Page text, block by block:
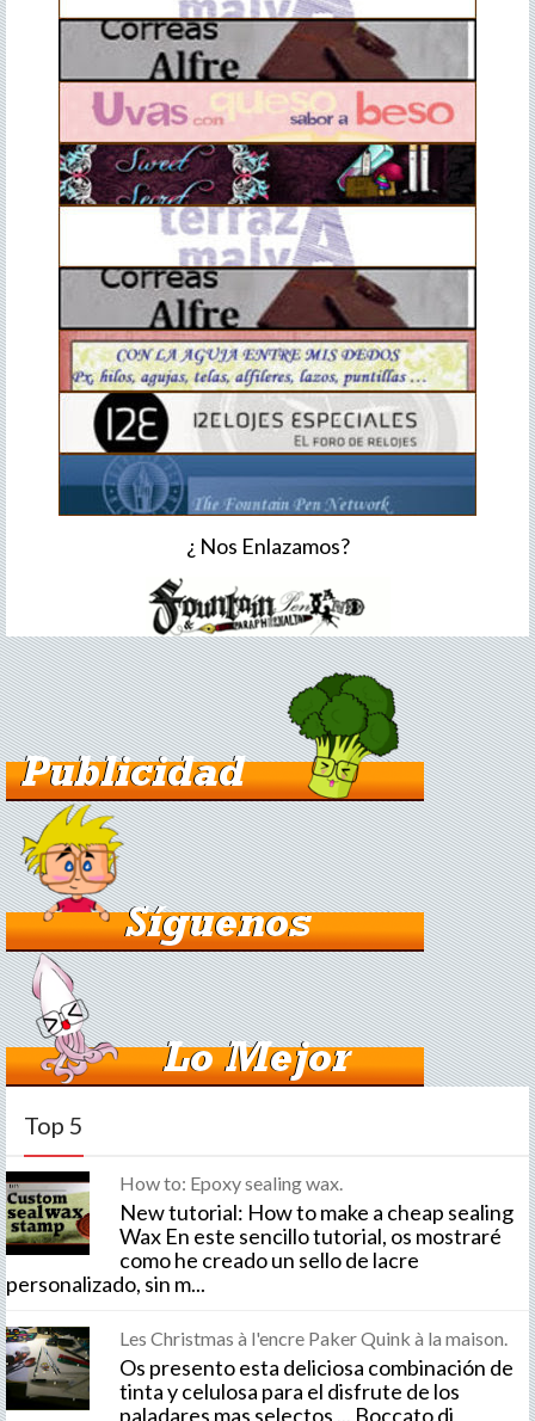
¿ Nos Enlazamos?
Top 5
How to: Epoxy sealing wax.
New tutorial: How to make a cheap sealing
Wax En este sencillo tutorial, os mostraré
como he creado un sello de lacre
personalizado, sin m...
Les Christmas à l'encre Paker Quink à la maison.
Os presento esta deliciosa combinación de
tinta y celulosa para el disfrute de los
paladares mas selectos ... Boccato di